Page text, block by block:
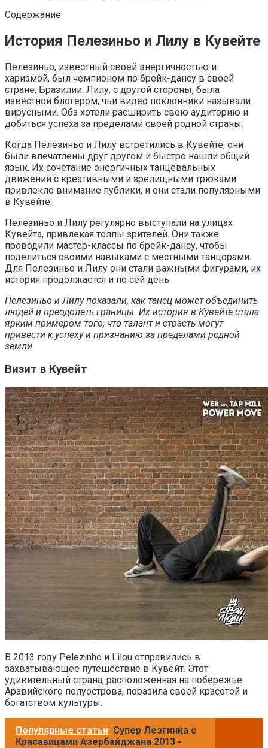
Содержание
История Пелезиньо и Лилу в Кувейте
Пелезиньо, известный своей энергичностью и
харизмой, был чемпионом по брейк-дансу в своей
стране, Бразилии. Лилу, с другой стороны, была
известной блогером, чьи видео поклонники называли
вирусными. Оба хотели расширить свою аудиторию и
добиться успеха за пределами своей родной страны.
Когда Пелезиньо и Лилу встретились в Кувейте, они
были впечатлены друг другом и быстро нашли общий
язык. Их сочетание энергичных танцевальных
движений с креативными и зрелищными трюками
привлекло внимание публики, и они стали популярными
в Кувейте.
Пелезиньо и Лилу регулярно выступали на улицах
Кувейта, привлекая толпы зрителей. Они также
проводили мастер-классы по брейк-дансу, чтобы
поделиться своими навыками с местными танцорами.
Для Пелезиньо и Лилу они стали важными фигурами, их
история продолжается и по сей день.
Пелезиньо и Лилу показали, как танец может объединить
людей и преодолеть границы. Их история в Кувейте стала
ярким примером того, что талант и страсть могут
привести к успеху и признанию за пределами родной
земли.
Визит в Кувейт
В 2013 году Pelezinho и Lilou отправились в
захватывающее путешествие в Кувейт. Этот
удивительный страна, расположенная на побережье
Аравийского полуострова, поразила своей красотой и
богатством культуры.
Популярные статьи Супер Лезгинка с
Красавицами Азербайджана 2013 -